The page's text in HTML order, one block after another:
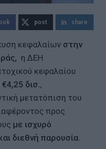
post share
κεφαλαίων στην
η ΔΕΗ
κεφαλαίου
δισ.,
μετατόπιση του
προς
με ισχυρό
διεθνή παρουσία.